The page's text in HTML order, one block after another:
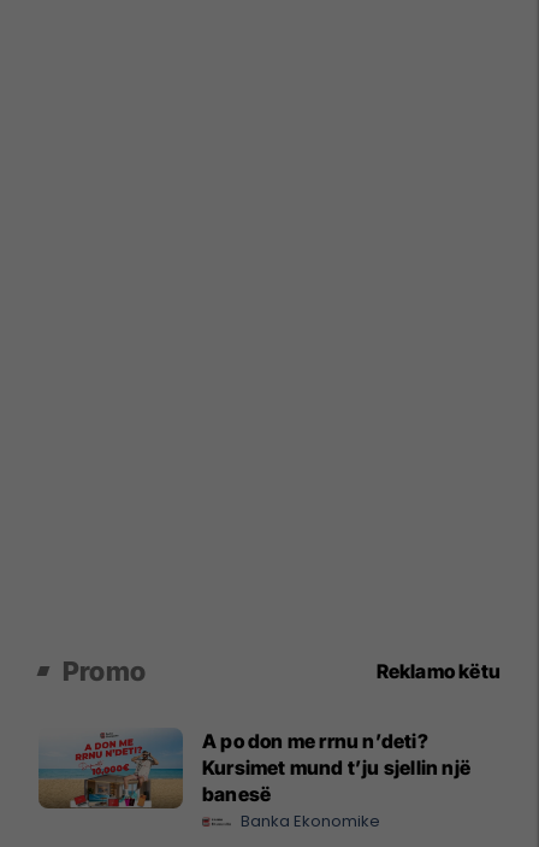
Promo Reklamo këtu
A po don me rrnu n’deti?
Kursimet mund t’ju sjellin një
banesë
Banka Ekonomike